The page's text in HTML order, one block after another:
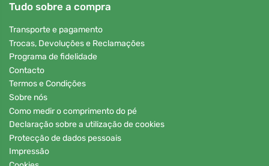
Tudo sobre a compra
Transporte e pagamento
Trocas, Devoluções e Reclamações
Programa de fidelidade
Contacto
Termos e Condições
Sobre nós
Como medir o comprimento do pé
Declaração sobre a utilização de cookies
Protecção de dados pessoais
Impressão